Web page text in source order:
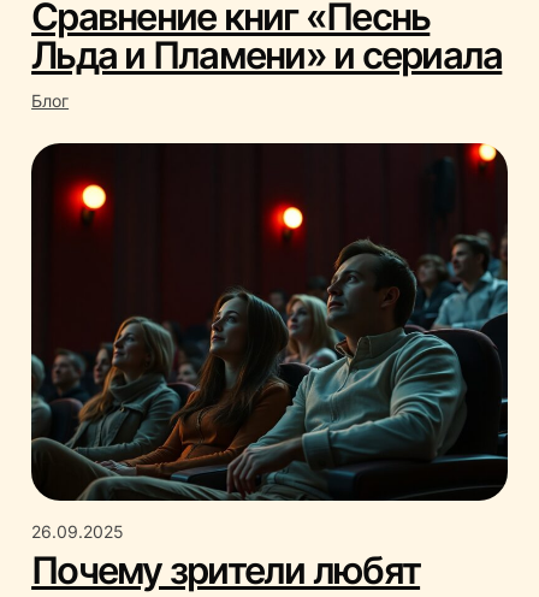
Сравнение книг «Песнь
Льда и Пламени» и сериала
Блог
26.09.2025
Почему зрители любят